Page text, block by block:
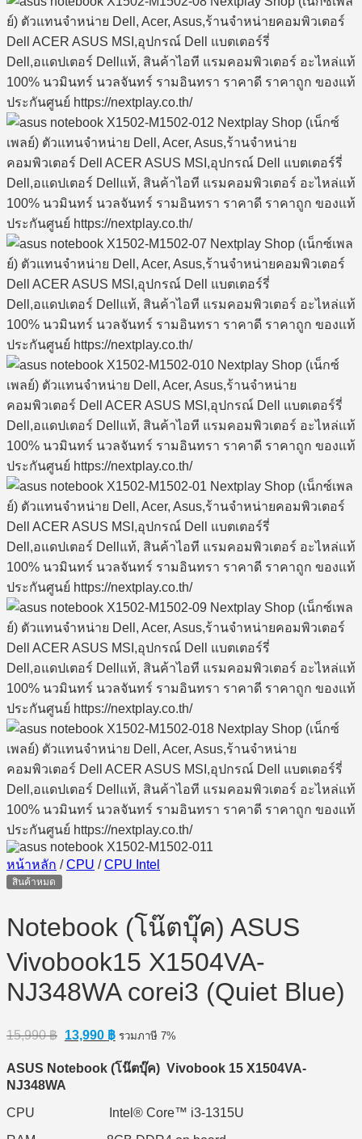
หน้าหลัก / CPU / CPU Intel
สินค้าหมด
Notebook (โน๊ตบุ๊ค) ASUS
Vivobook15 X1504VA-
NJ348WA corei3 (Quiet Blue)
15,990฿ Original
price
was:
15,990 ฿.
13,990 ฿Current
price
is:
13,990 ฿.
รวมภาษี 7%
ASUS Notebook (โน๊ตบุ๊ค) Vivobook 15 X1504VA-
NJ348WA
CPU Intel® Core™ i3-1315U